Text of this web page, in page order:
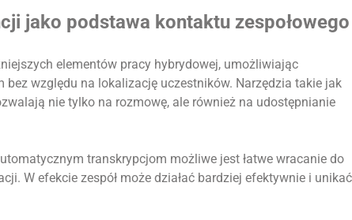
jako podstawa kontaktu zespołowego
elementów pracy hybrydowej, umożliwiając
względu na lokalizację uczestników. Narzędzia takie jak
nie tylko na rozmowę, ale również na udostępnianie
transkrypcjom możliwe jest łatwe wracanie do
W efekcie zespół może działać bardziej efektywnie i unikać